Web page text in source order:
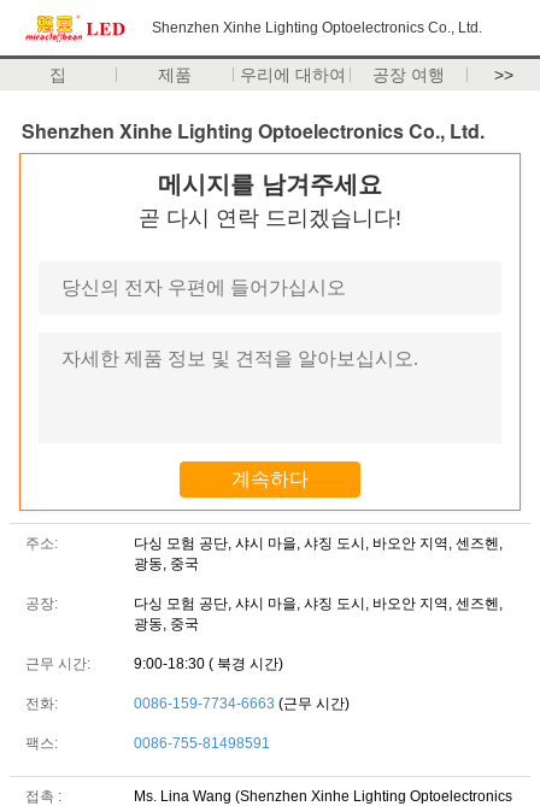
Shenzhen Xinhe Lighting Optoelectronics Co., Ltd.
집 제품 우리에 대하여 공장 여행 >>
Shenzhen Xinhe Lighting Optoelectronics Co., Ltd.
메시지를 남겨주세요
곧 다시 연락 드리겠습니다!
주소:
다싱 모험 공단, 샤시 마을, 샤징 도시, 바오안 지역, 센즈헨,
광동, 중국
공장:
다싱 모험 공단, 샤시 마을, 샤징 도시, 바오안 지역, 센즈헨,
광동, 중국
근무 시간: 9:00-18:30 ( 북경 시간)
전화: 0086-159-7734-6663 (근무 시간)
팩스: 0086-755-81498591
접촉 :
Ms. Lina Wang (Shenzhen Xinhe Lighting Optoelectronics